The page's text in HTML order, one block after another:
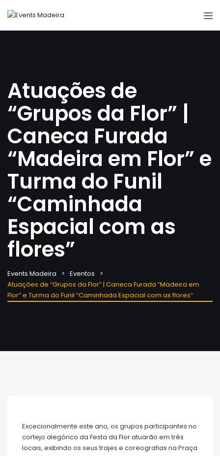
Atuações de
“Grupos da Flor” |
Caneca Furada
“Madeira em Flor” e
Turma do Funil
“Caminhada
Espacial com as
flores”
Events Madeira
Eventos
Atuações de “Grupos da Flor” | Caneca Furada “Madeira em
Flor” e Turma do Funil “Caminhada Espacial com as flores”
Excecionalmente este ano, os grupos participantes no
cortejo alegórico da Festa da Flor atuarão em três
locais, exibindo os seus trajes e coreografias na Praça